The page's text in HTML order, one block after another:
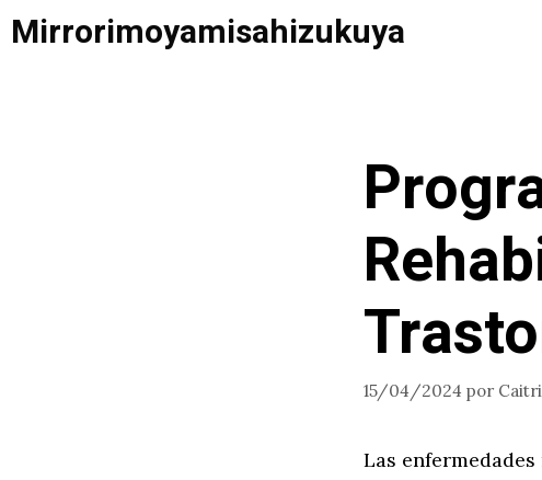
Saltar
alMirrorimoyamisahizukuya
15/04/2024 por
Las